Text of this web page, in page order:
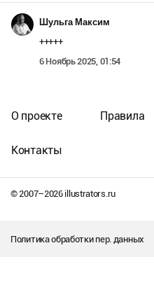
Шульга Максим
+++++
6 Ноябрь 2025, 01:54
© 2007–2026illustrators.ru
О проекте Правила
Контакты
Политика обработки пер. данных